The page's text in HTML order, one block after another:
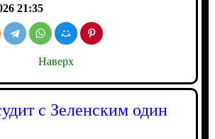
21:35
Наверх
с Зеленским один